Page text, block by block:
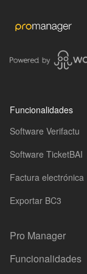
Funcionalidades
Software Verifactu
Software TicketBAI
Factura electrónica
Exportar BC3
Pro Manager
Funcionalidades